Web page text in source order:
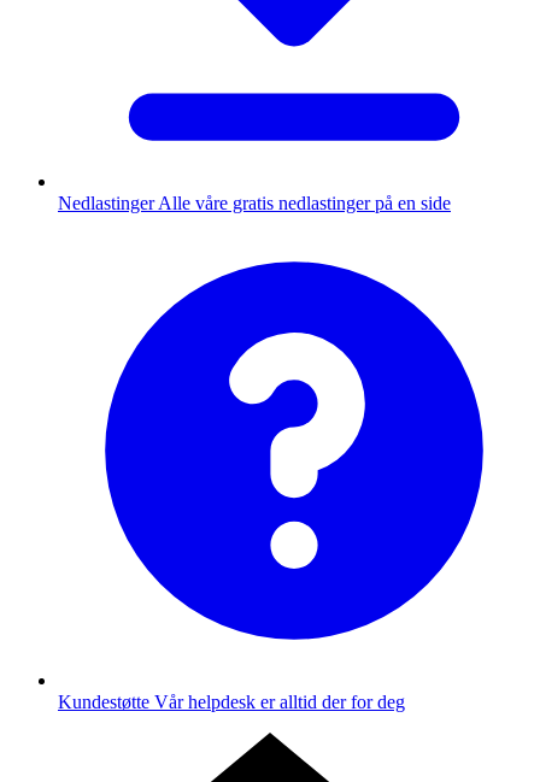
Nedlastinger Alle våre gratis nedlastinger på en side
Kundestøtte Vår helpdesk er alltid der for deg